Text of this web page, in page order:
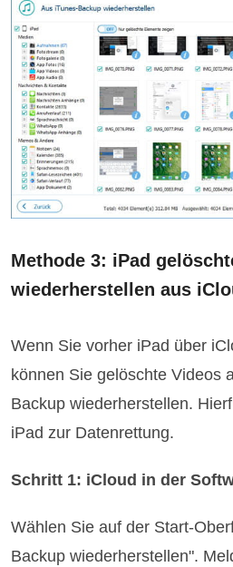
Methode 3: iPad
wiederherstellen aus
Wenn Sie vorher iPad über
können Sie gelöschte Videos
Backup wiederherstellen.
iPad zur Datenrettung.
Schritt 1: iCloud in der
Wählen Sie auf der Start-
Backup wiederherstellen".